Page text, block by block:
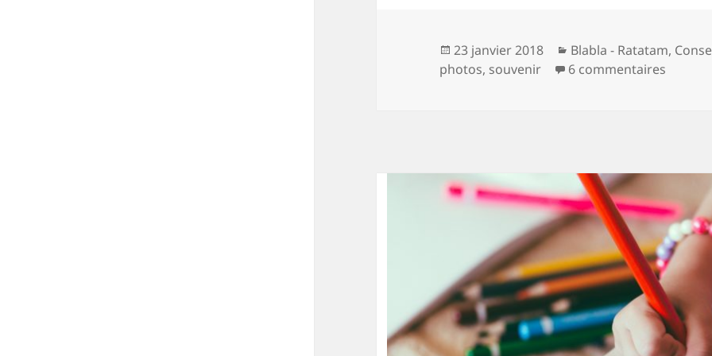
Publié
le
23 janvier 2018 Catégories
Blabla - Ratatam,
photos, souvenir 6 commentaires